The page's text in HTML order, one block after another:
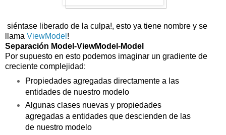
siéntase liberado de la culpa!, esto ya tiene nombre y se
llama ViewModel !
Separación Model-ViewModel-Model
Por supuesto en esto podemos imaginar un gradiente de
creciente complejidad:
Propiedades agregadas directamente a las
entidades de nuestro modelo
Algunas clases nuevas y propiedades
agregadas a entidades que descienden de las
de nuestro modelo